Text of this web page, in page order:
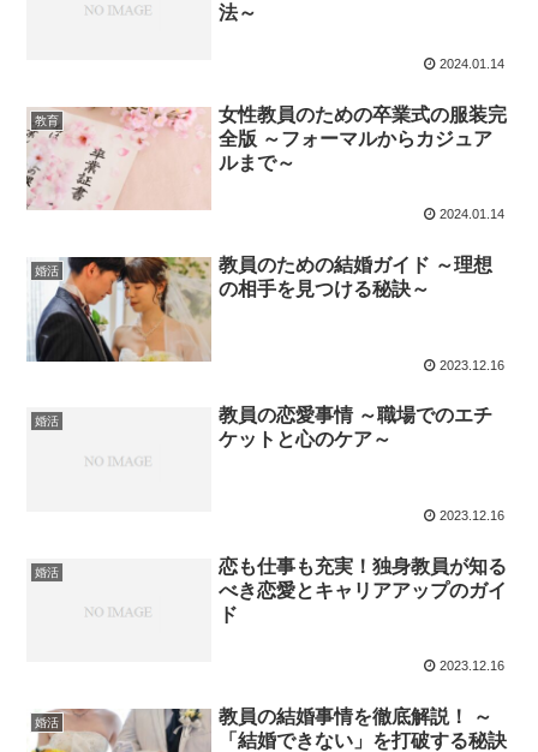
法～
2024.01.14
教育
女性教員のための卒業式の服装完
全版 ～フォーマルからカジュア
ルまで～
2024.01.14
婚活
教員のための結婚ガイド ～理想
の相手を見つける秘訣～
2023.12.16
婚活
教員の恋愛事情 ～職場でのエチ
ケットと心のケア～
2023.12.16
婚活
恋も仕事も充実！独身教員が知る
べき恋愛とキャリアアップのガイ
ド
2023.12.16
婚活
教員の結婚事情を徹底解説！ ～
「結婚できない」を打破する秘訣